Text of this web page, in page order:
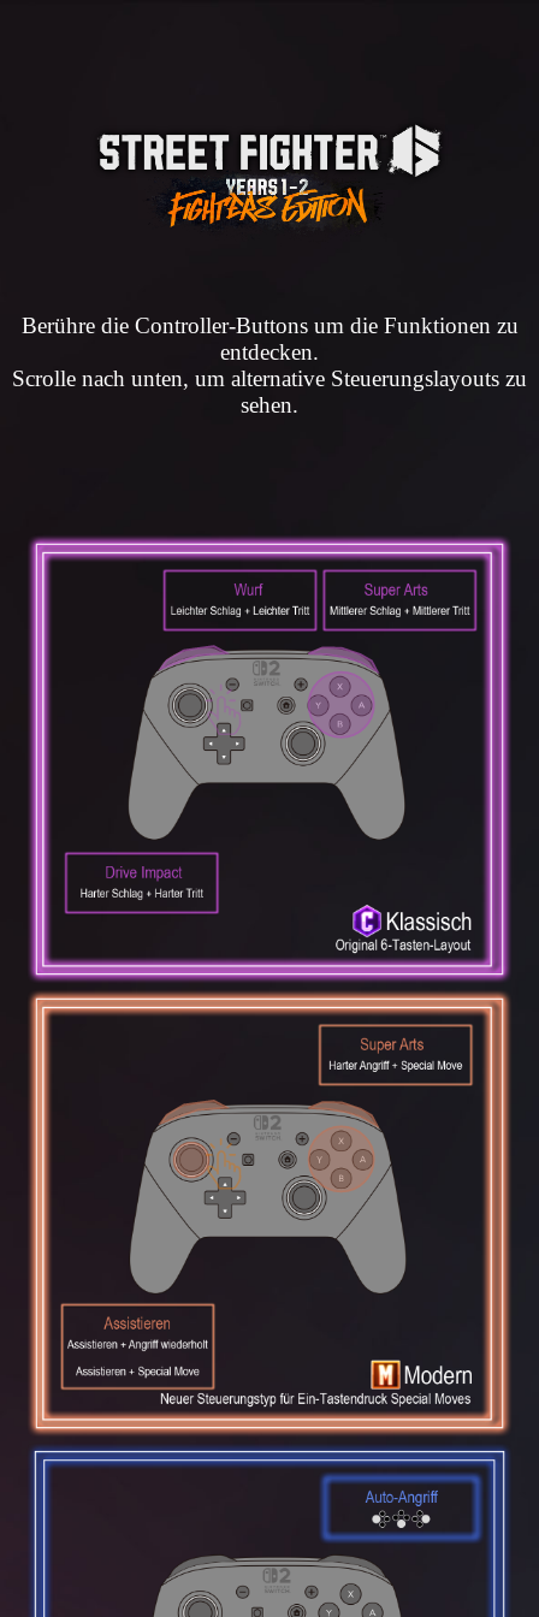
Berühre die Controller-Buttons um die Funktionen zu
entdecken.
Scrolle nach unten, um alternative Steuerungslayouts zu
sehen.